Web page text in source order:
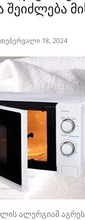
შეიძლება
თებერვალი 18, 2024
ალერგიამ